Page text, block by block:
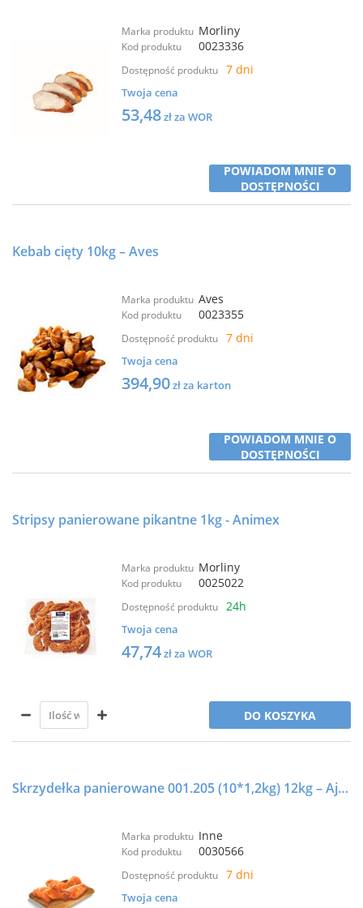
Marka produktu Morliny
Kod produktu 0023336
Dostępność produktu 7 dni
Twoja cena
53,48zł za WOR
POWIADOM MNIE O
DOSTĘPNOŚCI
Kebab cięty 10kg – Aves
Marka produktu Aves
Kod produktu 0023355
Dostępność produktu 7 dni
Twoja cena
394,90zł za karton
POWIADOM MNIE O
DOSTĘPNOŚCI
Stripsy panierowane pikantne 1kg - Animex
Marka produktu Morliny
Kod produktu 0025022
Dostępność produktu 24h
Twoja cena
47,74zł za WOR
DO KOSZYKA
Skrzydełka panierowane 001.205 (10*1,2kg) 12kg – Aj Food
Marka produktu Inne
Kod produktu 0030566
Dostępność produktu 7 dni
Twoja cena